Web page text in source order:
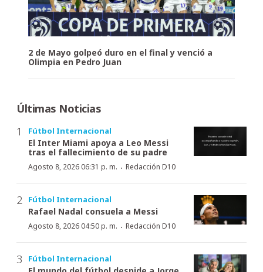
2 de Mayo golpeó duro en el final y venció a
Olimpia en Pedro Juan
Últimas Noticias
Fútbol Internacional
El Inter Miami apoya a Leo Messi
tras el fallecimiento de su padre
Agosto 8, 2026 06:31 p. m. · Redacción D10
Fútbol Internacional
Rafael Nadal consuela a Messi
Agosto 8, 2026 04:50 p. m. · Redacción D10
Fútbol Internacional